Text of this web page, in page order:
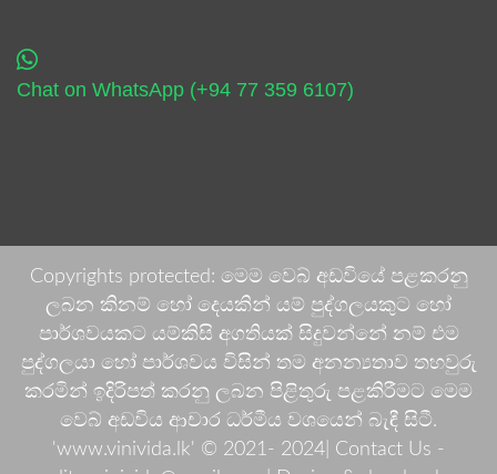
Chat on WhatsApp (+94 77 359 6107)
Copyrights protected: මෙම වෙබ් අඩවියේ පළකරනු
ලබන කිනම් හෝ දෙයකින් යම් පුද්ගලයකුට හෝ
පාර්ශවයකට යම්කිසි අගතියක් සිදුවන්නේ නම් එම
පුද්ගලයා හෝ පාර්ශවය විසින් තම අනන්‍යතාව තහවුරු
කරමින් ඉදිරිපත් කරනු ලබන පිළිතුරු පළකිරීමට මෙම
වෙබ් අඩවිය ආචාර ධර්මීය වශයෙන් බැඳී සිටී.
'www.vinivida.lk' © 2021- 2024| Contact Us -